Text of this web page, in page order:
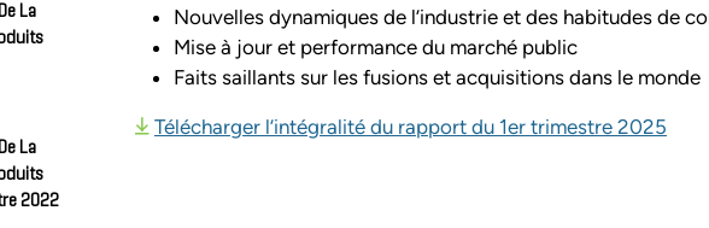
La
La
2022
Nouvelles dynamiques de l’industrie et des habitudes de
Mise à jour et performance du marché public
Faits saillants sur les fusions et acquisitions dans le monde
Télécharger l’intégralité du rapport du 1er trimestre 2025